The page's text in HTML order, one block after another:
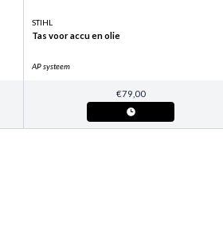
STIHL
Tas voor accu en olie
AP systeem
€79,00